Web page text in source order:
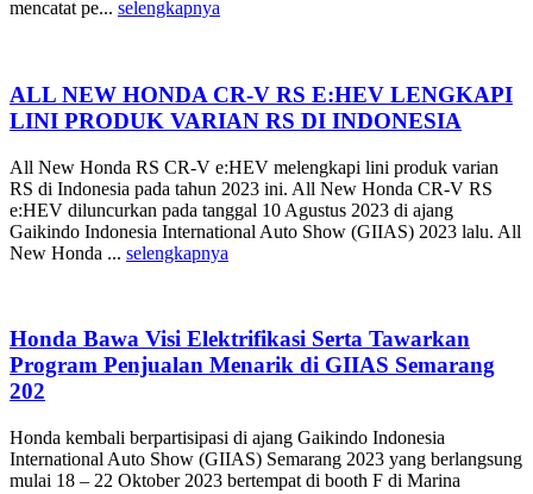
mencatat pe... selengkapnya
ALL NEW HONDA CR-V RS E:HEV LENGKAPI
LINI PRODUK VARIAN RS DI INDONESIA
All New Honda RS CR-V e:HEV melengkapi lini produk varian
RS di Indonesia pada tahun 2023 ini. All New Honda CR-V RS
e:HEV diluncurkan pada tanggal 10 Agustus 2023 di ajang
Gaikindo Indonesia International Auto Show (GIIAS) 2023 lalu. All
New Honda ... selengkapnya
Honda Bawa Visi Elektrifikasi Serta Tawarkan
Program Penjualan Menarik di GIIAS Semarang
202
Honda kembali berpartisipasi di ajang Gaikindo Indonesia
International Auto Show (GIIAS) Semarang 2023 yang berlangsung
mulai 18 – 22 Oktober 2023 bertempat di booth F di Marina